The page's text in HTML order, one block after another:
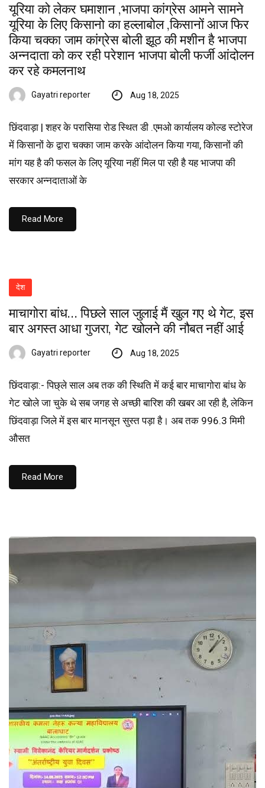
यूरिया को लेकर घमाशान ,भाजपा कांग्रेस आमने सामने
यूरिया के लिए किसानो का हल्लाबोल ,किसानों आज फिर
किया चक्का जाम कांग्रेस बोली झूठ की मशीन है भाजपा
अन्नदाता को कर रही परेशान भाजपा बोली फर्जी आंदोलन
कर रहे कमलनाथ
Gayatri reporter Aug 18, 2025
छिंदवाड़ा | शहर के परासिया रोड स्थित डी .एमओ कार्यालय कोल्ड स्टोरेज
में किसानों के द्वारा चक्का जाम करके आंदोलन किया गया, किसानों की
मांग यह है की फसल के लिए यूरिया नहीं मिल पा रही है यह भाजपा की
सरकार अन्नदाताओं के
Read More
देश
माचागोरा बांध… पिछले साल जुलाई मैं खुल गए थे गेट, इस
बार अगस्त आधा गुजरा, गेट खोलने की नौबत नहीं आई
Gayatri reporter Aug 18, 2025
छिंदवाड़ा:- पिछ्ले साल अब तक की स्थिति में कई बार माचागोरा बांध के
गेट खोले जा चुके थे सब जगह से अच्छी बारिश की खबर आ रही है, लेकिन
छिंदवाड़ा जिले में इस बार मानसून सुस्त पड़ा है। अब तक 996.3 मिमी
औसत
Read More